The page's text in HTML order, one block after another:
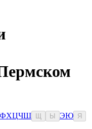
ФХЦЧШ Ы ЭЮ Я